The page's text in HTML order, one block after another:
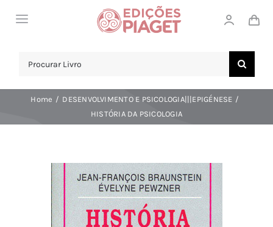
Toggle
COMPRAR!
Search
Home
DESENVOLVIMENTO E PSICOLOGIA|||EPIGÉNESE
HISTÓRIA DA PSICOLOGIA